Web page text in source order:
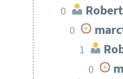
0
0
1
0